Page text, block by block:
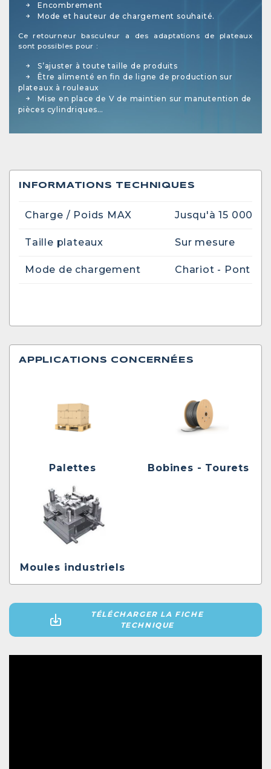
Encombrement
Mode et hauteur de chargement souhaité.
Ce retourneur basculeur a des adaptations de plateaux
sont possibles pour :
S’ajuster à toute taille de produits
Être alimenté en fin de ligne de production sur
plateaux à rouleaux
Mise en place de V de maintien sur manutention de
pièces cylindriques…
INFORMATIONS TECHNIQUES
Charge / Poids MAX Jusqu'à 15 000 kg
Taille plateaux Sur mesure
Mode de chargement Chariot - Pont
APPLICATIONS CONCERNÉES
Palettes Bobines - Tourets
Moules industriels
TÉLÉCHARGER LA FICHE
TECHNIQUE